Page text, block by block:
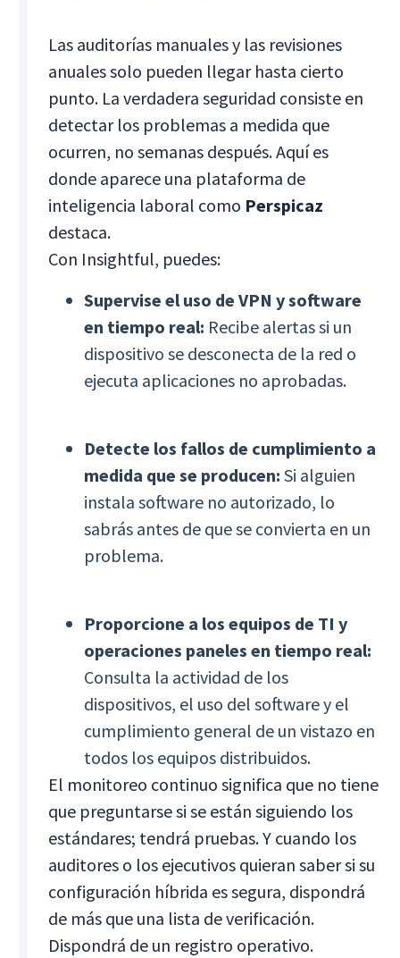
Las auditorías manuales y las revisiones
anuales solo pueden llegar hasta cierto
punto. La verdadera seguridad consiste en
detectar los problemas a medida que
ocurren, no semanas después. Aquí es
donde aparece una plataforma de
inteligencia laboral como Perspicaz
destaca.
Con Insightful, puedes:
Supervise el uso de VPN y software
en tiempo real: Recibe alertas si un
dispositivo se desconecta de la red o
ejecuta aplicaciones no aprobadas.
Detecte los fallos de cumplimiento a
medida que se producen: Si alguien
instala software no autorizado, lo
sabrás antes de que se convierta en un
problema.
Proporcione a los equipos de TI y
operaciones paneles en tiempo real:
Consulta la actividad de los
dispositivos, el uso del software y el
cumplimiento general de un vistazo en
todos los equipos distribuidos.
El monitoreo continuo significa que no tiene
que preguntarse si se están siguiendo los
estándares; tendrá pruebas. Y cuando los
auditores o los ejecutivos quieran saber si su
configuración híbrida es segura, dispondrá
de más que una lista de verificación.
Dispondrá de un registro operativo.